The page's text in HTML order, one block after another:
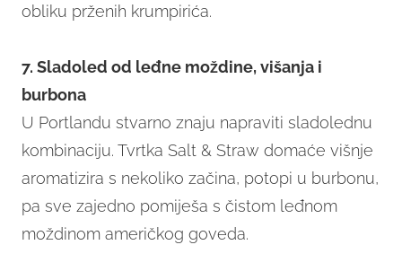
obliku prženih krumpirića.
7. Sladoled od leđne moždine, višanja i
burbona
U Portlandu stvarno znaju napraviti sladolednu
kombinaciju. Tvrtka Salt & Straw domaće višnje
aromatizira s nekoliko začina, potopi u burbonu,
pa sve zajedno pomiješa s čistom leđnom
moždinom američkog goveda.